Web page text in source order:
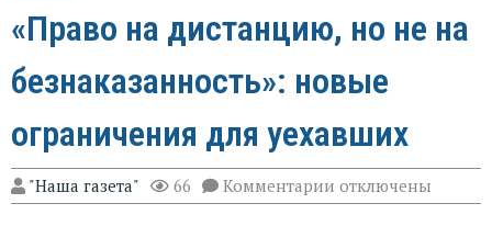
«Право на дистанцию, но не на
безнаказанность»: новые
ограничения для уехавших
"Наша газета" 66 Комментарии к
записи
отключены